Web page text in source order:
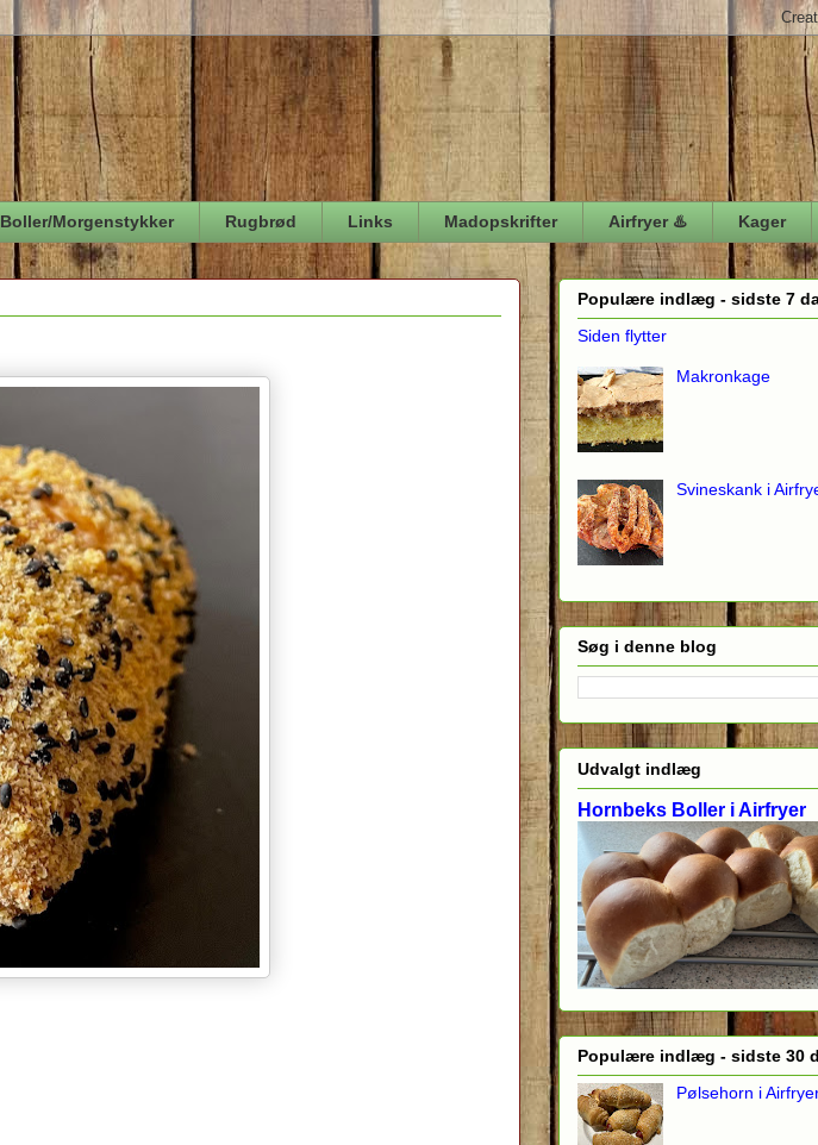
Boller/Morgenstykker Rugbrød Links Madopskrifter Airfryer ♨️ Kager
Populære indlæg - sidste 7
Siden flytter
Makronkage
Svineskank i
Søg i denne blog
Udvalgt indlæg
Hornbeks Boller i Airfryer
Populære indlæg - sidste 30
Pølsehorn i